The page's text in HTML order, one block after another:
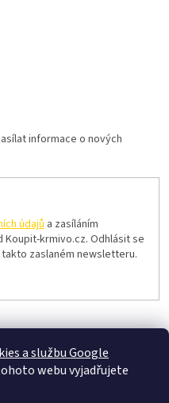
a službu Google
webu vyjadřujete
informace o nových
údajůa zasíláním
Koupit-krmivo.cz. Odhlásit se
zaslaném newsletteru.